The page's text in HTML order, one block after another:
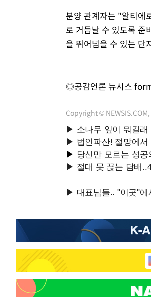
분양 관계자는 "알티에
로 거듭날 수 있도록 준
을 뛰어넘을 수 있는 단
◎공감언론 뉴시스
Copyright © NEWSIS.COM,